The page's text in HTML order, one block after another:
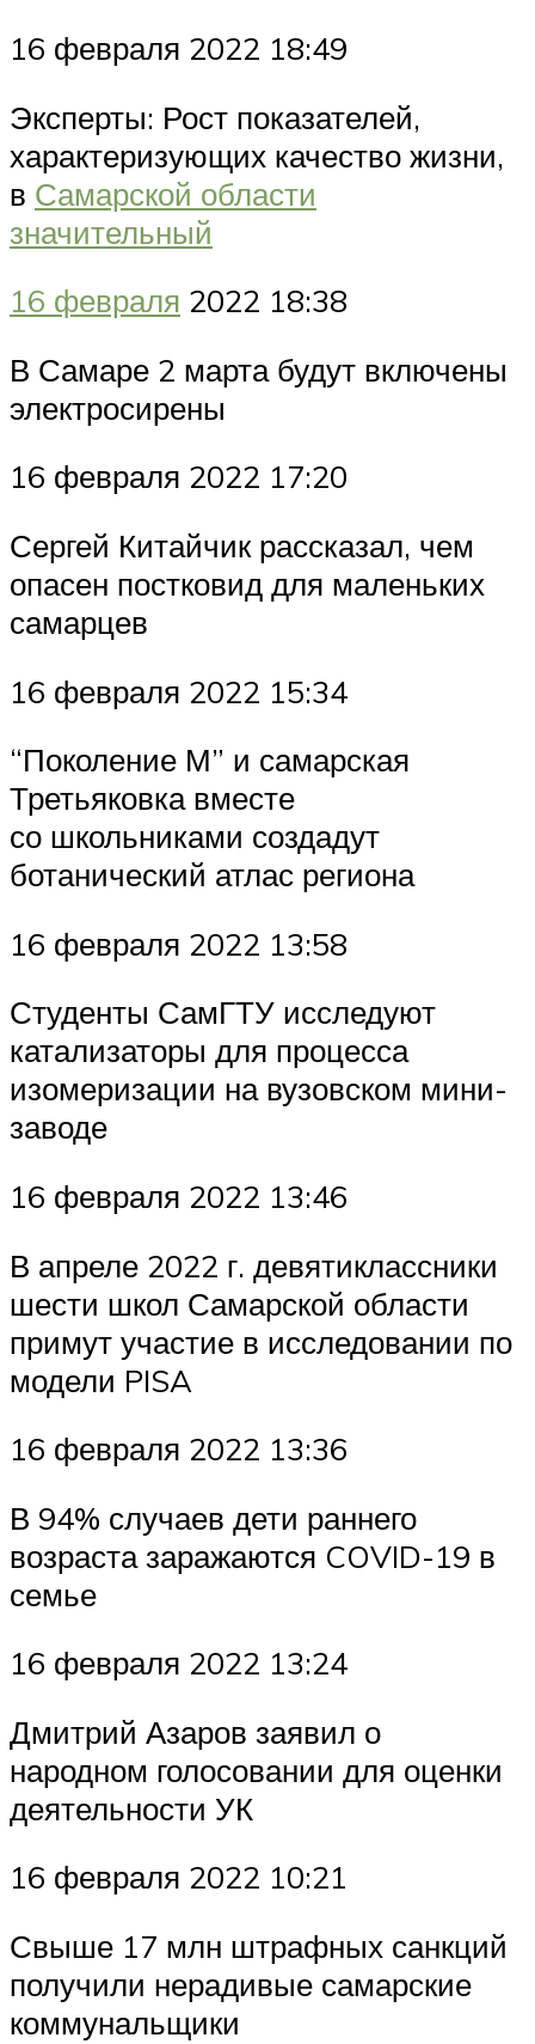
16 февраля 2022 18:49
Эксперты: Рост показателей,
характеризующих качество жизни,
в Самарской области
значительный
16 февраля 2022 18:38
В Самаре 2 марта будут включены
электросирены
16 февраля 2022 17:20
Сергей Китайчик рассказал, чем
опасен постковид для маленьких
самарцев
16 февраля 2022 15:34
“Поколение М” и самарская
Третьяковка вместе
со школьниками создадут
ботанический атлас региона
16 февраля 2022 13:58
Студенты СамГТУ исследуют
катализаторы для процесса
изомеризации на вузовском мини-
заводе
16 февраля 2022 13:46
В апреле 2022 г. девятиклассники
шести школ Самарской области
примут участие в исследовании по
модели PISA
16 февраля 2022 13:36
В 94% случаев дети раннего
возраста заражаются COVID-19 в
семье
16 февраля 2022 13:24
Дмитрий Азаров заявил о
народном голосовании для оценки
деятельности УК
16 февраля 2022 10:21
Свыше 17 млн штрафных санкций
получили нерадивые самарские
коммунальщики